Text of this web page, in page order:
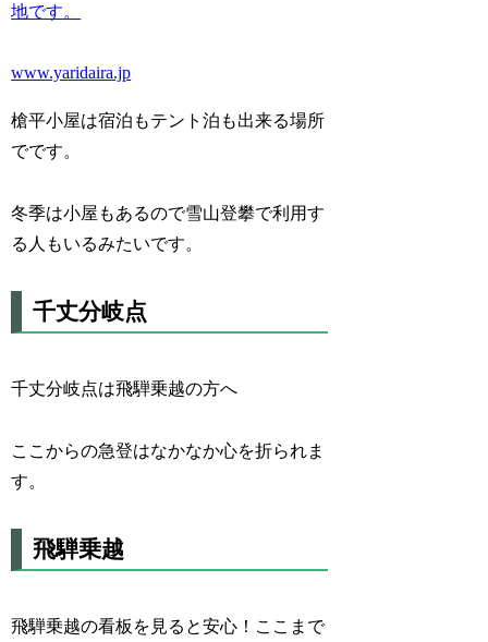
地です。
www.yaridaira.jp
槍平小屋は宿泊もテント泊も出来る場所
でです。
冬季は小屋もあるので雪山登攀で利用す
る人もいるみたいです。
千丈分岐点
千丈分岐点は飛騨乗越の方へ
ここからの急登はなかなか心を折られま
す。
飛騨乗越
飛騨乗越の看板を見ると安心！ここまで